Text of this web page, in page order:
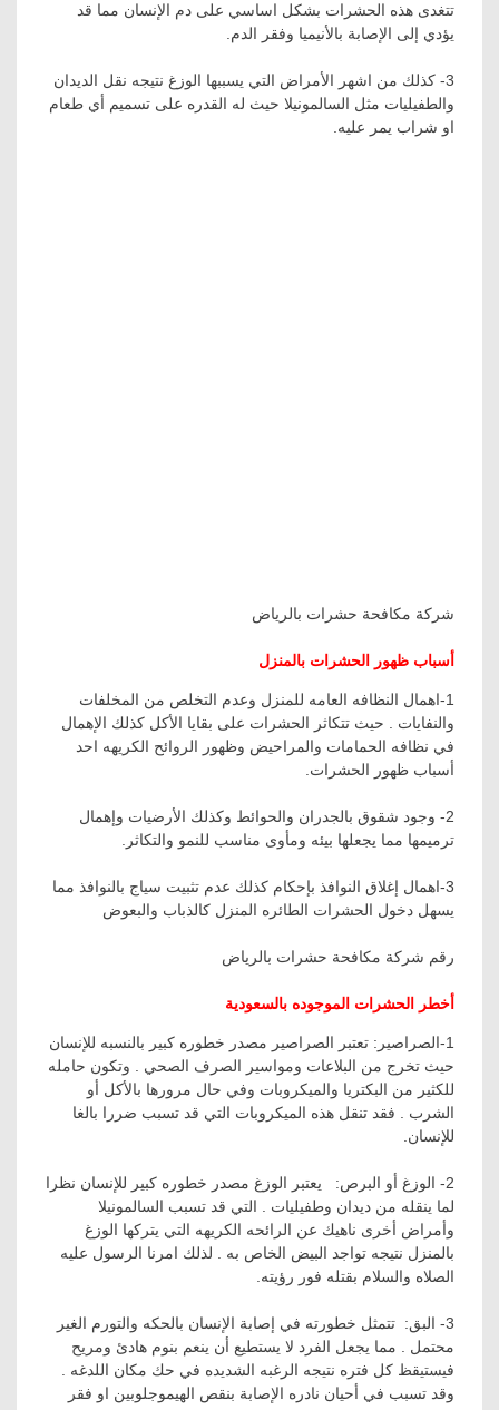
تتغدى هذه الحشرات بشكل اساسي على دم الإنسان مما قد
يؤدي إلى الإصابة بالأنيميا وفقر الدم.
3- كذلك من اشهر الأمراض التي يسببها الوزغ نتيجه نقل الديدان
والطفيليات مثل السالمونيلا حيث له القدره على تسميم أي طعام
او شراب يمر عليه.
شركة مكافحة حشرات بالرياض
أسباب ظهور الحشرات بالمنزل
1-اهمال النظافه العامه للمنزل وعدم التخلص من المخلفات
والنفايات
حيث تتكاثر الحشرات على بقايا الأكل كذلك الإهمال
في نظافه الحمامات والمراحيض وظهور الروائح الكريهه احد
أسباب ظهور الحشرات.
2- وجود شقوق بالجدران والحوائط وكذلك الأرضيات وإهمال
ترميمها مما يجعلها بيئه ومأوى مناسب للنمو والتكاثر.
3-اهمال إغلاق النوافذ بإحكام كذلك عدم تثبيت سياج بالنوافذ مما
يسهل دخول الحشرات الطائره المنزل كالذباب والبعوض
رقم شركة مكافحة حشرات بالرياض
أخطر الحشرات الموجوده بالسعودية
1-الصراصير: تعتبر الصراصير مصدر خطوره كبير بالنسبه للإنسان
حيث تخرج من البلاعات ومواسير الصرف الصحي
وتكون حامله
للكثير من البكتريا والميكروبات وفي حال مرورها بالأكل أو
الشرب
فقد تنقل هذه الميكروبات التي قد تسبب ضررا بالغا
للإنسان.
2- الوزغ أو البرص: يعتبر الوزغ مصدر خطوره كبير للإنسان نظرا
لما ينقله من ديدان وطفيليات
التي قد تسبب السالمونيلا
وأمراض أخرى ناهيك عن الرائحه الكريهه التي يتركها الوزغ
بالمنزل نتيجه تواجد البيض الخاص به
لذلك امرنا الرسول عليه
الصلاه والسلام بقتله فور رؤيته.
3- البق: تتمثل خطورته في إصابة الإنسان بالحكه والتورم الغير
محتمل
مما يجعل الفرد لا يستطيع أن ينعم بنوم هادئ ومريح
فيستيقظ كل فتره نتيجه الرغبه الشديده في حك مكان اللدغه
وقد تسبب في أحيان نادره الإصابة بنقص الهيموجلوبين او فقر